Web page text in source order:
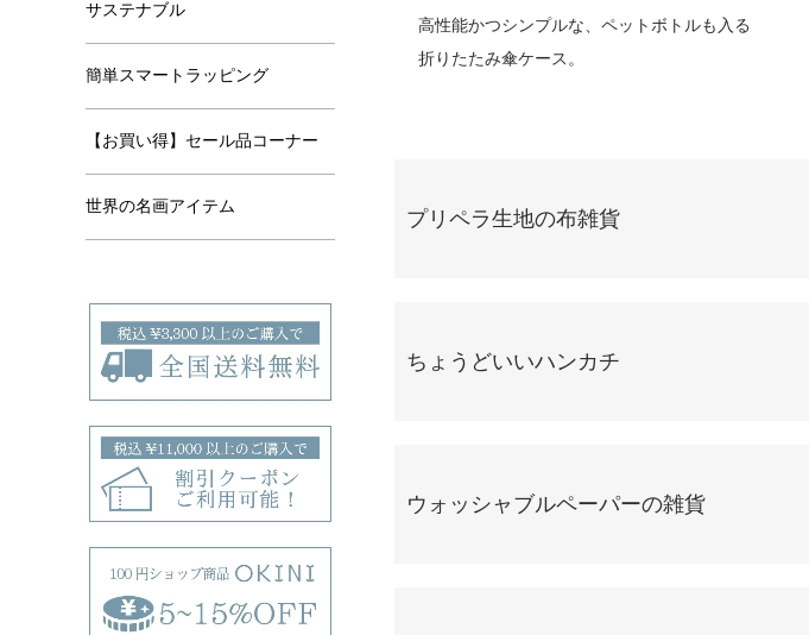
高性能かつシンプルな、ペットボトルも入る
折りたたみ傘ケース。
プリペラ生地の布雑貨
ちょうどいいハンカチ
ウォッシャブルペーパーの雑貨
サステナブル
簡単スマートラッピング
【お買い得】セール品コーナー
世界の名画アイテム